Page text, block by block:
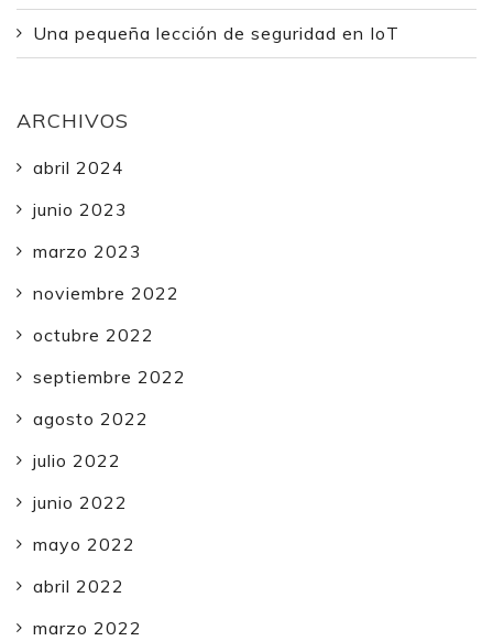
Una pequeña lección de seguridad en IoT
ARCHIVOS
abril 2024
junio 2023
marzo 2023
noviembre 2022
octubre 2022
septiembre 2022
agosto 2022
julio 2022
junio 2022
mayo 2022
abril 2022
marzo 2022